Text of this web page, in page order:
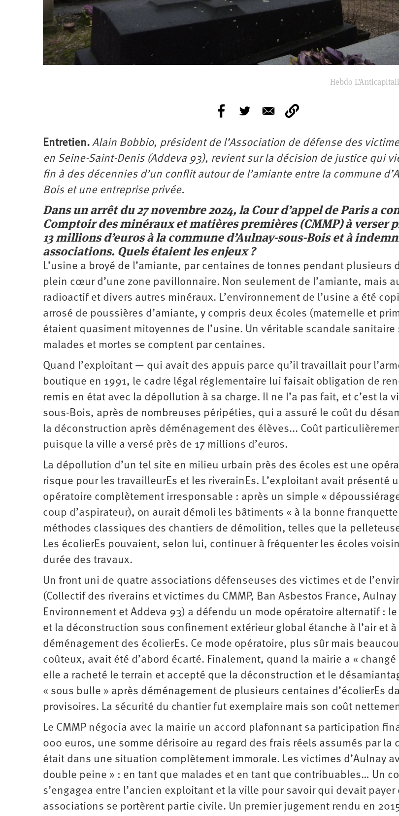
Hebdo
Entretien. Alain Bobbio, président de l’Association de défense des
en Seine-Saint-Denis (Addeva 93), revient sur la décision de justice qui
fin à des décennies d’un conflit autour de l’amiante entre la commune
Bois et une entreprise privée.
Dans un arrêt du 27 novembre 2024, la Cour d’appel de Paris a
Comptoir des minéraux et matières premières (CMMP) à verser
13 millions d’euros à la commune d’Aulnay-sous-Bois et à
associations. Quels étaient les enjeux ?
L’usine a broyé de l’amiante, par centaines de tonnes pendant plusieurs
plein cœur d’une zone pavillonnaire. Non seulement de l’amiante, mais
radioactif et divers autres minéraux. L’environnement de l’usine a été
arrosé de poussières d’amiante, y compris deux écoles (maternelle et
étaient quasiment mitoyennes de l’usine. Un véritable scandale sanitaire
malades et mortes se comptent par centaines.
Quand l’exploitant — qui avait des appuis parce qu’il travaillait pour
boutique en 1991, le cadre légal réglementaire lui faisait obligation de
remis en état avec la dépollution à sa charge. Il ne l’a pas fait, et c’est la
sous-Bois, après de nombreuses péripéties, qui a assuré le coût du
la déconstruction après déménagement des élèves... Coût
puisque la ville a versé près de 17 millions d’euros.
La dépollution d’un tel site en milieu urbain près des écoles est une
risque pour les travailleurEs et les riverainEs. L’exploitant avait présenté
opératoire complètement irresponsable : après un simple «
coup d’aspirateur), on aurait démoli les bâtiments « à la bonne
méthodes classiques des chantiers de démolition, telles que la
Les écolierEs pouvaient, selon lui, continuer à fréquenter les écoles
durée des travaux.
Un front uni de quatre associations défenseuses des victimes et de
(Collectif des riverains et victimes du CMMP, Ban Asbestos France, Aulnay
Environnement et Addeva 93) a défendu un mode opératoire alternatif :
et la déconstruction sous confinement extérieur global étanche à l’air et à
déménagement des écolierEs. Ce mode opératoire, plus sûr mais
coûteux, avait été d’abord écarté. Finalement, quand la mairie a « changé
elle a racheté le terrain et accepté que la déconstruction et le
« sous bulle » après déménagement de plusieurs centaines d’écolierEs
provisoires. La sécurité du chantier fut exemplaire mais son coût
Le CMMP négocia avec la mairie un accord plafonnant sa participation
000 euros, une somme dérisoire au regard des frais réels assumés par la
était dans une situation complètement immorale. Les victimes d’Aulnay
double peine » : en tant que malades et en tant que contribuables… Un
s’engagea entre l’ancien exploitant et la ville pour savoir qui devait payer
associations se portèrent partie civile. Un premier jugement rendu en